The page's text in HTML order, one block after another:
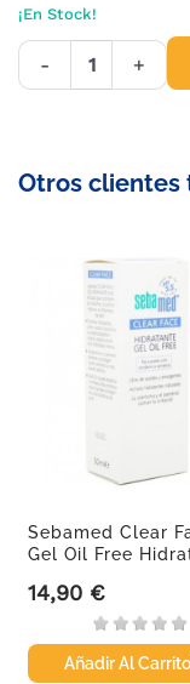
¡En Stock!
- +
Otros clientes
Sebamed Clear
Gel Oil Free
Precio
14,90 €
Añadir Al Carrito